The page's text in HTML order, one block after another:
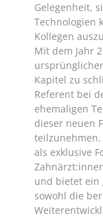
Gelegenheit,
Technologien
Kollegen
Mit dem Jahr
Kapitel zu
Referent bei
ehemaligen
dieser neuen
teilzunehmen.
als exklusive
und bietet ein
sowohl die